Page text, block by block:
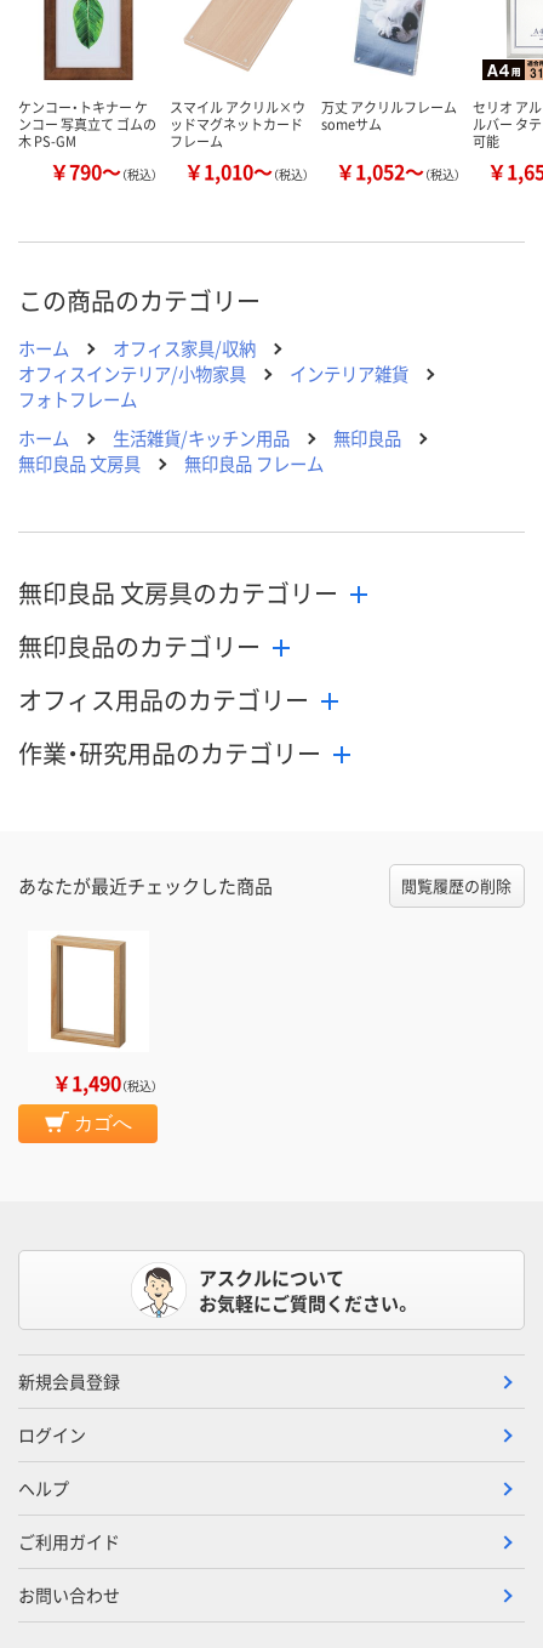
ケンコー・トキナー ケ
ンコー 写真立て ゴムの
木 PS-GM
￥790～（税込）
スマイル アクリル×ウ
ッドマグネットカード
フレーム
￥1,010～（税込）
万丈 アクリルフレーム
someサム
￥1,052～（税込）
セリオ ア
ルバー タ
可能
￥
この商品のカテゴリー
ホーム
オフィス家具/収納
オフィスインテリア/小物家具
インテリア雑貨
フォトフレーム
ホーム
生活雑貨/キッチン用品
無印良品
無印良品 文房具
無印良品 フレーム
無印良品 文房具のカテゴリー
無印良品のカテゴリー
オフィス用品のカテゴリー
作業・研究用品のカテゴリー
あなたが最近チェックした商品 閲覧履歴の削除
￥1,490（税込）
カゴへ
アスクルについて
お気軽にご質問ください。
新規会員登録
ログイン
ヘルプ
ご利用ガイド
お問い合わせ